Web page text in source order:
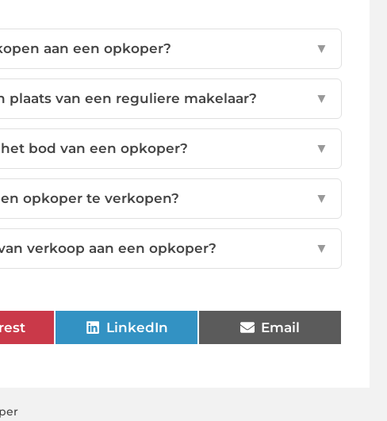
aan een opkoper? ▼
van een reguliere makelaar? ▼
bod van een opkoper? ▼
opkoper te verkopen? ▼
verkoop aan een opkoper? ▼
LinkedIn Email